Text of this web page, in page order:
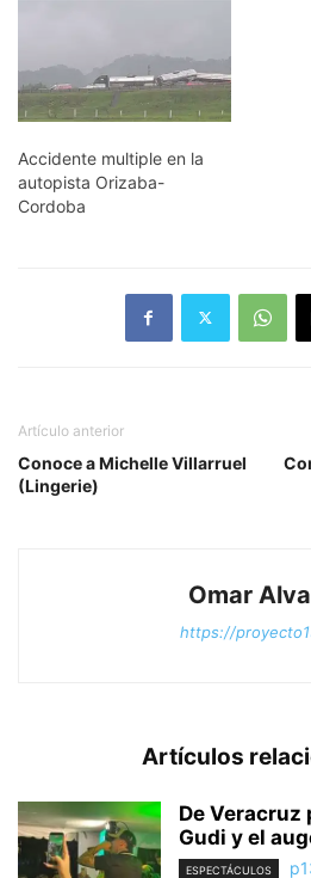
Accidente multiple en la
autopista Orizaba-
Cordoba
Artículo anterior
Conoce a Michelle Villarruel
(Lingerie)
Omar
https://
Artículos
De Veracruz
Gudi y el
ESPECTÁCULOS